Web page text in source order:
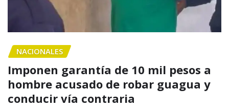
NACIONALES
Imponen garantía de 10 mil pesos a
hombre acusado de robar guagua y
conducir vía contraria